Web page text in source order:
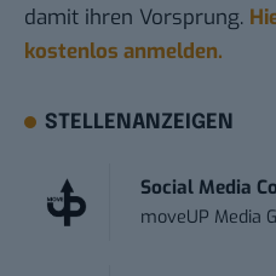
damit ihren Vorsprung.
kostenlos anmelden.
STELLENANZEIGEN
Social Media
moveUP Media